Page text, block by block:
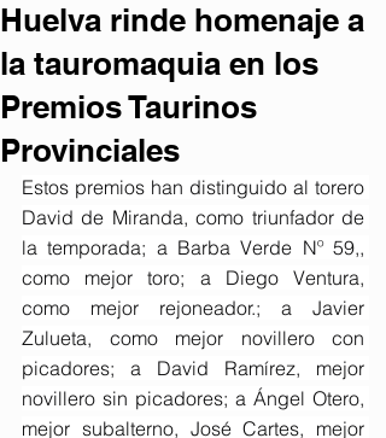
Huelva rinde homenaje a
la tauromaquia en los
Premios Taurinos
Provinciales
Estos premios han distinguido al torero
David de Miranda, como triunfador de
la temporada; a Barba Verde Nº 59,,
como mejor toro; a Diego Ventura,
como mejor rejoneador.; a Javier
Zulueta, como mejor novillero con
picadores; a David Ramírez, mejor
novillero sin picadores; a Ángel Otero,
mejor subalterno, José Cartes, mejor